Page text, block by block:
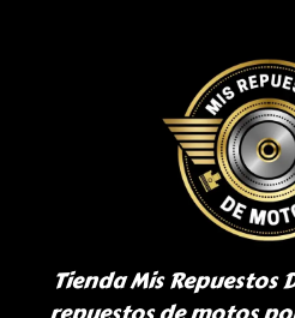
Tienda Mis Repuestos